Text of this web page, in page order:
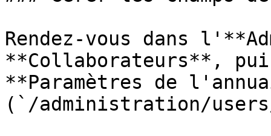
Rendez-vous dans
**Collaborateurs**,
**Paramètres de
(`/administration/